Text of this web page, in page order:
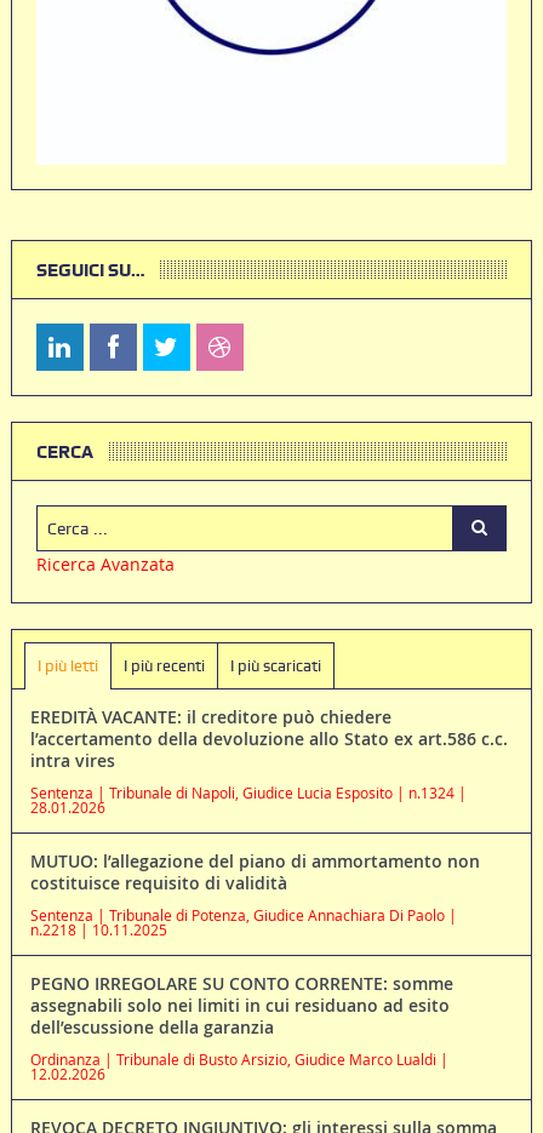
SEGUICI SU…
CERCA
Ricerca Avanzata
I più letti I più recenti I più scaricati
EREDITÀ VACANTE: il creditore può chiedere
l’accertamento della devoluzione allo Stato ex art.586 c.c.
intra vires
Sentenza | Tribunale di Napoli, Giudice Lucia Esposito | n.1324 |
28.01.2026
MUTUO: l’allegazione del piano di ammortamento non
costituisce requisito di validità
Sentenza | Tribunale di Potenza, Giudice Annachiara Di Paolo |
n.2218 | 10.11.2025
PEGNO IRREGOLARE SU CONTO CORRENTE: somme
assegnabili solo nei limiti in cui residuano ad esito
dell’escussione della garanzia
Ordinanza | Tribunale di Busto Arsizio, Giudice Marco Lualdi |
12.02.2026
REVOCA DECRETO INGIUNTIVO: gli interessi sulla somma